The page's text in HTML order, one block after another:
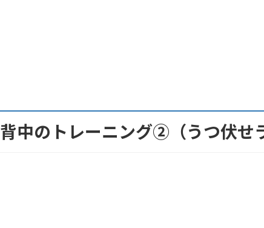
背中のトレーニング②（うつ伏せ